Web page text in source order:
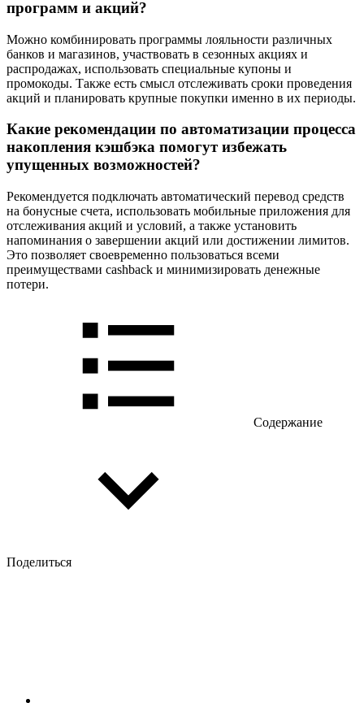
программ и акций?
Можно комбинировать программы лояльности различных
банков и магазинов, участвовать в сезонных акциях и
распродажах, использовать специальные купоны и
промокоды. Также есть смысл отслеживать сроки проведения
акций и планировать крупные покупки именно в их периоды.
Какие рекомендации по автоматизации процесса
накопления кэшбэка помогут избежать
упущенных возможностей?
Рекомендуется подключать автоматический перевод средств
на бонусные счета, использовать мобильные приложения для
отслеживания акций и условий, а также установить
напоминания о завершении акций или достижении лимитов.
Это позволяет своевременно пользоваться всеми
преимуществами cashback и минимизировать денежные
потери.
Содержание
Поделиться